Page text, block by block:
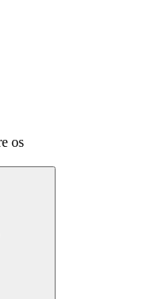
os